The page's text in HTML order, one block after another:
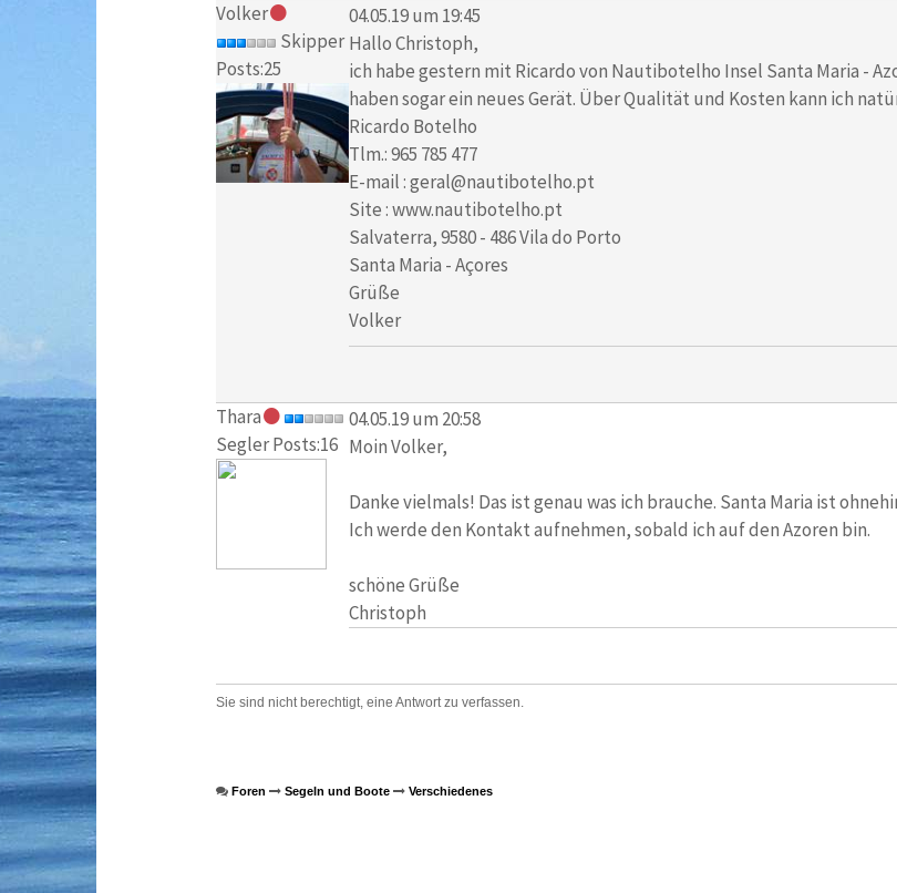
Volker
Skipper
Posts:25
04.05.19 um 19:45
Hallo Christoph,
ich habe gestern mit Ricardo von Nautibotelho Insel Santa Maria -
haben sogar ein neues Gerät. Über Qualität und Kosten kann ich
Ricardo Botelho
Tlm.: 965 785 477
E-mail : geral@nautibotelho.pt
Site : www.nautibotelho.pt
Salvaterra, 9580 - 486 Vila do Porto
Santa Maria - Açores
Grüße
Volker
Thara
Segler Posts:16
04.05.19 um 20:58
Moin Volker,
Danke vielmals! Das ist genau was ich brauche. Santa Maria ist
Ich werde den Kontakt aufnehmen, sobald ich auf den Azoren bin.
schöne Grüße
Christoph
Sie sind nicht berechtigt, eine Antwort zu verfassen.
Foren Segeln und Boote Verschiedenes